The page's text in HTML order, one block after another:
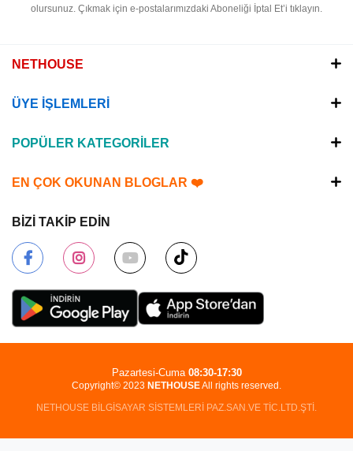
olursunuz. Çıkmak için e-postalarımızdaki Aboneliği İptal Et’i tıklayın.
NETHOUSE
ÜYE İŞLEMLERİ
POPÜLER KATEGORİLER
EN ÇOK OKUNAN BLOGLAR ❤️
BİZİ TAKİP EDİN
Copyright© 2023 NETHOUSEAll rights reserved.
NETHOUSE BİLGİSAYAR SİSTEMLERİ PAZ.SAN.VE TİC.LTD.ŞTİ.
Pazartesi-Cuma 08:30-17:30